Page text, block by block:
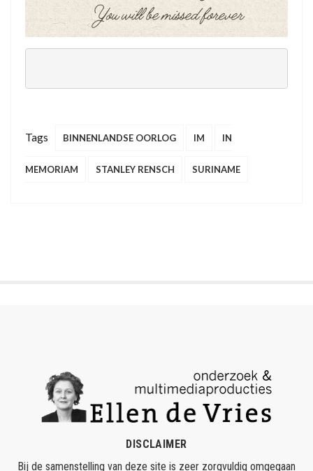
Tags BINNENLANDSE OORLOG IM IN
MEMORIAM STANLEY RENSCH SURINAME
DISCLAIMER
Bij de samenstelling van deze site is zeer zorgvuldig omgegaan